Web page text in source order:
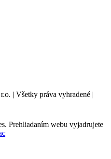
| Všetky práva vyhradené |
Prehliadaním webu vyjadrujete